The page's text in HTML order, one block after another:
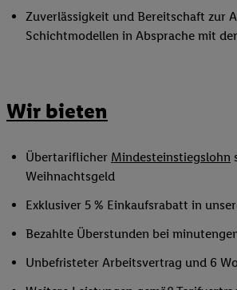
Zuverlässigkeit und Bereitschaft zur
Schichtmodellen in Absprache mit
Wir bieten
Übertariflicher Mindesteinstiegslohn
Weihnachtsgeld
Exklusiver 5 % Einkaufsrabatt in
Bezahlte Überstunden bei
Unbefristeter Arbeitsvertrag und 6